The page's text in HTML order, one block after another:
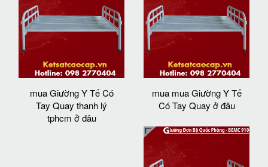
mua Giường Y Tế Có
Tay Quay thanh lý
tphcm ở đâu
mua mua Giường Y Tế
Có Tay Quay ở đâu